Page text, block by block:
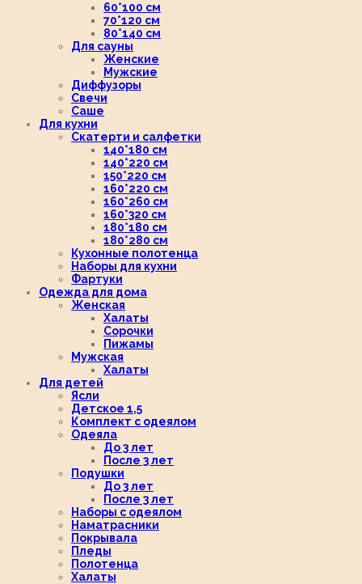
60*100 см
70*120 см
80*140 см
Для сауны
Женские
Мужские
Диффузоры
Свечи
Саше
Для кухни
Скатерти и салфетки
140*180 см
140*220 см
150*220 см
160*220 см
160*260 см
160*320 см
180*180 см
180*280 см
Кухонные полотенца
Наборы для кухни
Фартуки
Одежда для дома
Женская
Халаты
Сорочки
Пижамы
Мужская
Халаты
Для детей
Ясли
Детское 1,5
Комплект с одеялом
Одеяла
До 3 лет
После 3 лет
Подушки
До 3 лет
После 3 лет
Наборы с одеялом
Наматрасники
Покрывала
Пледы
Полотенца
Халаты